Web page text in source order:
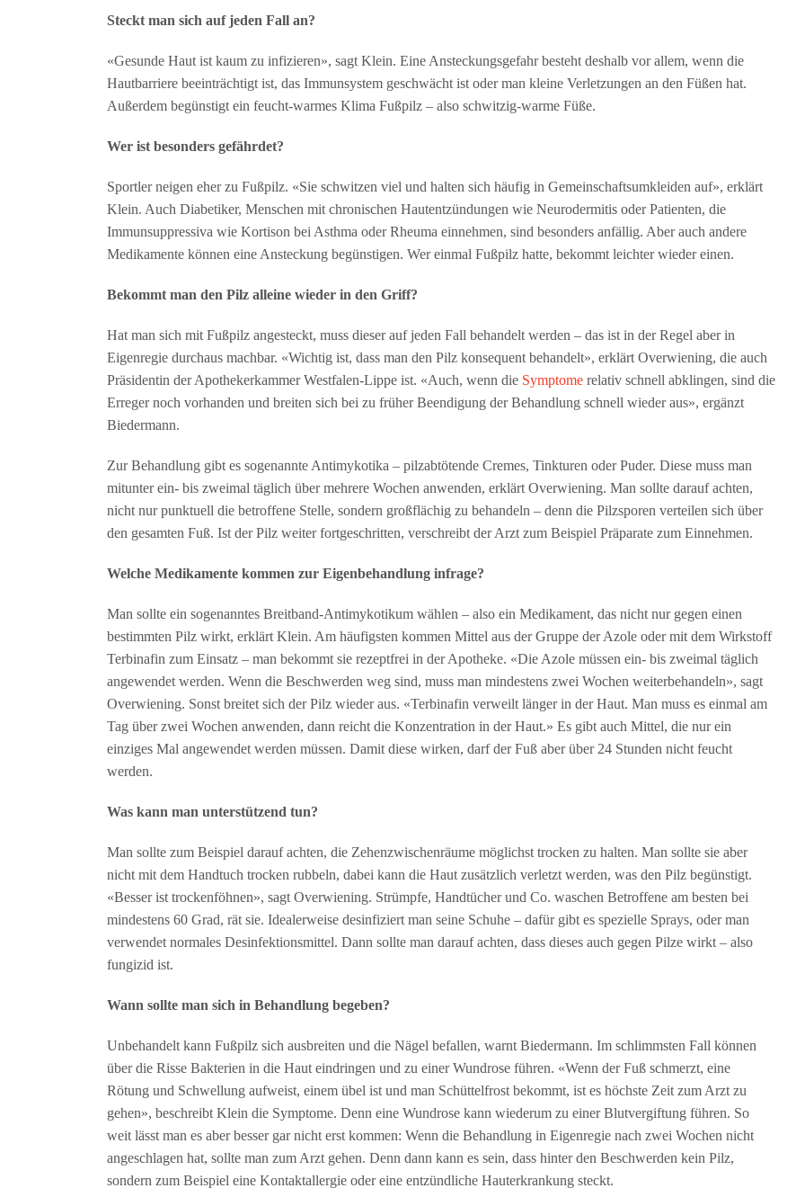
Steckt man sich auf jeden Fall an?
«Gesunde Haut ist kaum zu infizieren», sagt Klein. Eine Ansteckungsgefahr besteht deshalb vor allem, wenn die
Hautbarriere beeinträchtigt ist, das Immunsystem geschwächt ist oder man kleine Verletzungen an den Füßen hat.
Außerdem begünstigt ein feucht-warmes Klima Fußpilz – also schwitzig-warme Füße.
Wer ist besonders gefährdet?
Sportler neigen eher zu Fußpilz. «Sie schwitzen viel und halten sich häufig in Gemeinschaftsumkleiden auf», erklärt
Klein. Auch Diabetiker, Menschen mit chronischen Hautentzündungen wie Neurodermitis oder Patienten, die
Immunsuppressiva wie Kortison bei Asthma oder Rheuma einnehmen, sind besonders anfällig. Aber auch andere
Medikamente können eine Ansteckung begünstigen. Wer einmal Fußpilz hatte, bekommt leichter wieder einen.
Bekommt man den Pilz alleine wieder in den Griff?
Hat man sich mit Fußpilz angesteckt, muss dieser auf jeden Fall behandelt werden – das ist in der Regel aber in
Eigenregie durchaus machbar. «Wichtig ist, dass man den Pilz konsequent behandelt», erklärt Overwiening, die auch
Präsidentin der Apothekerkammer Westfalen-Lippe ist. «Auch, wenn die Symptomerelativ schnell abklingen, sind die
Erreger noch vorhanden und breiten sich bei zu früher Beendigung der Behandlung schnell wieder aus», ergänzt
Biedermann.
Zur Behandlung gibt es sogenannte Antimykotika – pilzabtötende Cremes, Tinkturen oder Puder. Diese muss man
mitunter ein- bis zweimal täglich über mehrere Wochen anwenden, erklärt Overwiening. Man sollte darauf achten,
nicht nur punktuell die betroffene Stelle, sondern großflächig zu behandeln – denn die Pilzsporen verteilen sich über
den gesamten Fuß. Ist der Pilz weiter fortgeschritten, verschreibt der Arzt zum Beispiel Präparate zum Einnehmen.
Welche Medikamente kommen zur Eigenbehandlung infrage?
Man sollte ein sogenanntes Breitband-Antimykotikum wählen – also ein Medikament, das nicht nur gegen einen
bestimmten Pilz wirkt, erklärt Klein. Am häufigsten kommen Mittel aus der Gruppe der Azole oder mit dem Wirkstoff
Terbinafin zum Einsatz – man bekommt sie rezeptfrei in der Apotheke. «Die Azole müssen ein- bis zweimal täglich
angewendet werden. Wenn die Beschwerden weg sind, muss man mindestens zwei Wochen weiterbehandeln», sagt
Overwiening. Sonst breitet sich der Pilz wieder aus. «Terbinafin verweilt länger in der Haut. Man muss es einmal am
Tag über zwei Wochen anwenden, dann reicht die Konzentration in der Haut.» Es gibt auch Mittel, die nur ein
einziges Mal angewendet werden müssen. Damit diese wirken, darf der Fuß aber über 24 Stunden nicht feucht
werden.
Was kann man unterstützend tun?
Man sollte zum Beispiel darauf achten, die Zehenzwischenräume möglichst trocken zu halten. Man sollte sie aber
nicht mit dem Handtuch trocken rubbeln, dabei kann die Haut zusätzlich verletzt werden, was den Pilz begünstigt.
«Besser ist trockenföhnen», sagt Overwiening. Strümpfe, Handtücher und Co. waschen Betroffene am besten bei
mindestens 60 Grad, rät sie. Idealerweise desinfiziert man seine Schuhe – dafür gibt es spezielle Sprays, oder man
verwendet normales Desinfektionsmittel. Dann sollte man darauf achten, dass dieses auch gegen Pilze wirkt – also
fungizid ist.
Wann sollte man sich in Behandlung begeben?
Unbehandelt kann Fußpilz sich ausbreiten und die Nägel befallen, warnt Biedermann. Im schlimmsten Fall können
über die Risse Bakterien in die Haut eindringen und zu einer Wundrose führen. «Wenn der Fuß schmerzt, eine
Rötung und Schwellung aufweist, einem übel ist und man Schüttelfrost bekommt, ist es höchste Zeit zum Arzt zu
gehen», beschreibt Klein die Symptome. Denn eine Wundrose kann wiederum zu einer Blutvergiftung führen. So
weit lässt man es aber besser gar nicht erst kommen: Wenn die Behandlung in Eigenregie nach zwei Wochen nicht
angeschlagen hat, sollte man zum Arzt gehen. Denn dann kann es sein, dass hinter den Beschwerden kein Pilz,
sondern zum Beispiel eine Kontaktallergie oder eine entzündliche Hauterkrankung steckt.